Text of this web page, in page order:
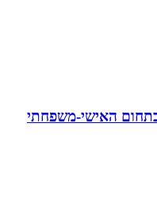
בתחום האישי-משפחתי